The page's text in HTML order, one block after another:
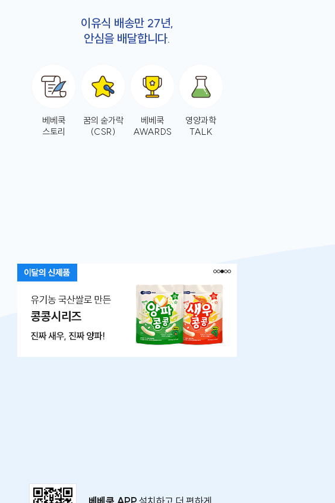
이유식 배송만 27년,
안심을 배달합니다.
베베쿡
스토리
꿈의 숟가락
(CSR)
베베쿡
AWARDS
영양과학
TALK